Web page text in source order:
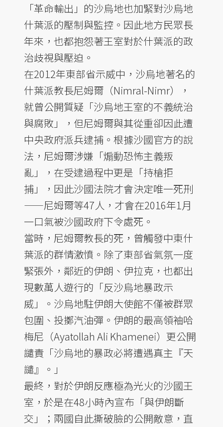
「革命輸出」的沙烏地也加緊對沙烏地
什葉派的壓制與監控。因此地方民眾長
年來，也都抱怨著王室對於什葉派的政
治歧視與壓迫。
在2012年東部省示威中，沙烏地著名的
什葉派教長尼姆爾（Nimral-Nimr），
就曾公開質疑「沙烏地王室的不義統治
與腐敗」，但尼姆爾與其從重卻因此遭
中央政府派兵逮捕。根據沙國官方的說
法，尼姆爾涉嫌「煽動恐怖主義叛
亂」，在受逮過程中更是「持槍拒
捕」，因此沙國法院才會決定唯一死刑
——尼姆爾等47人，才會在2016年1月
一口氣被沙國政府下令處死。
當時，尼姆爾教長的死，曾觸發中東什
葉派的群情激憤。除了東部省氣氛一度
緊張外，鄰近的伊朗、伊拉克，也都出
現數萬人遊行的「反沙烏地暴政示
威」。沙烏地駐伊朗大使館不僅被群眾
包圍、投擲汽油彈。伊朗的最高領袖哈
梅尼（Ayatollah Ali Khamenei）更公開
譴責「沙烏地的暴政必將遭遇真主『天
譴』。」
最終，對於伊朗反應極為光火的沙國王
室，於是在48小時內宣布「與伊朗斷
交」；兩國自此撕破臉的公開敵意，直